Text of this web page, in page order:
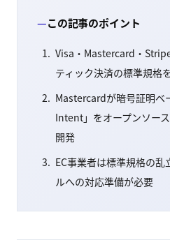
この記事のポイント
Visa・Mastercard・
ティック決済の標準規格
Mastercardが暗号証明ベ
Intent」をオープンソー
開発
EC事業者は標準規格の
ルへの対応準備が必要